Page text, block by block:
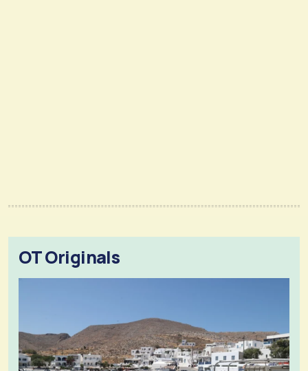
OT Originals